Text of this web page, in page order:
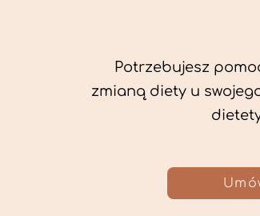
Potrzebujesz
zmianą diety u